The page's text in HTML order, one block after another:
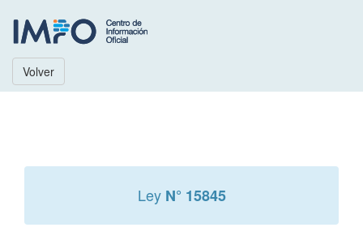
Volver
Ley N° 15845